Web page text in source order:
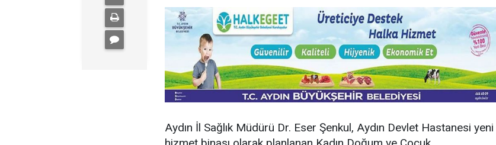
Aydın İl Sağlık Müdürü Dr. Eser Şenkul, Aydın Devlet Hastanesi yeni